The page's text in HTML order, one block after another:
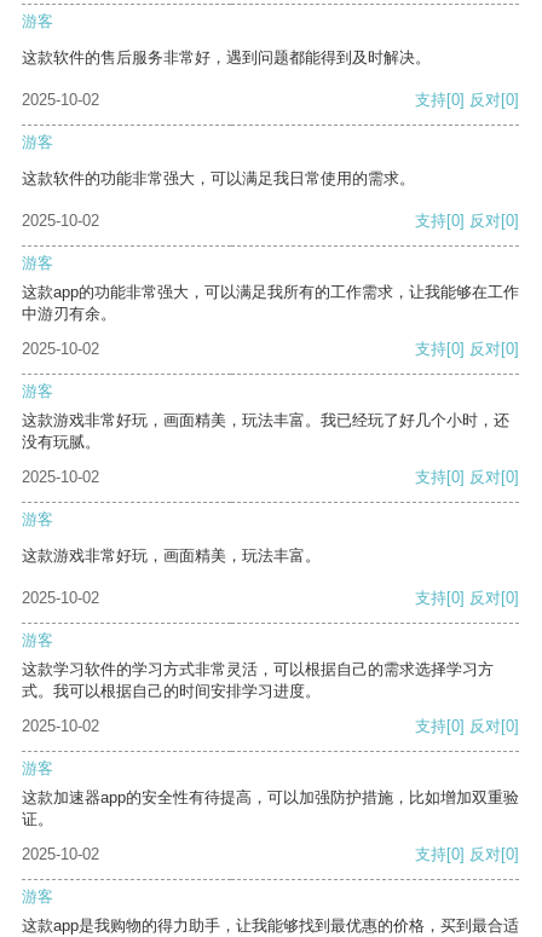
游客
这款软件的售后服务非常好，遇到问题都能得到及时解决。
2025-10-02 支持[0] 反对[0]
游客
这款软件的功能非常强大，可以满足我日常使用的需求。
2025-10-02 支持[0] 反对[0]
游客
这款app的功能非常强大，可以满足我所有的工作需求，让我能够在工作
中游刃有余。
2025-10-02
支持[0] 反对[0]
游客
这款游戏非常好玩，画面精美，玩法丰富。我已经玩了好几个小时，还
没有玩腻。
2025-10-02
支持[0] 反对[0]
游客
这款游戏非常好玩，画面精美，玩法丰富。
2025-10-02 支持[0] 反对[0]
游客
这款学习软件的学习方式非常灵活，可以根据自己的需求选择学习方
式。我可以根据自己的时间安排学习进度。
2025-10-02
支持[0] 反对[0]
游客
这款加速器app的安全性有待提高，可以加强防护措施，比如增加双重验
证。
2025-10-02
支持[0] 反对[0]
游客
这款app是我购物的得力助手，让我能够找到最优惠的价格，买到最合适